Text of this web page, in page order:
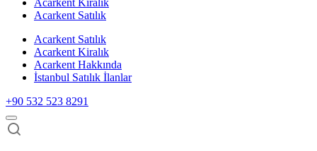
Acarkent Kiralık
Acarkent Satılık
Acarkent Satılık
Acarkent Kiralık
Acarkent Hakkında
İstanbul Satılık İlanlar
+90 532 523 8291